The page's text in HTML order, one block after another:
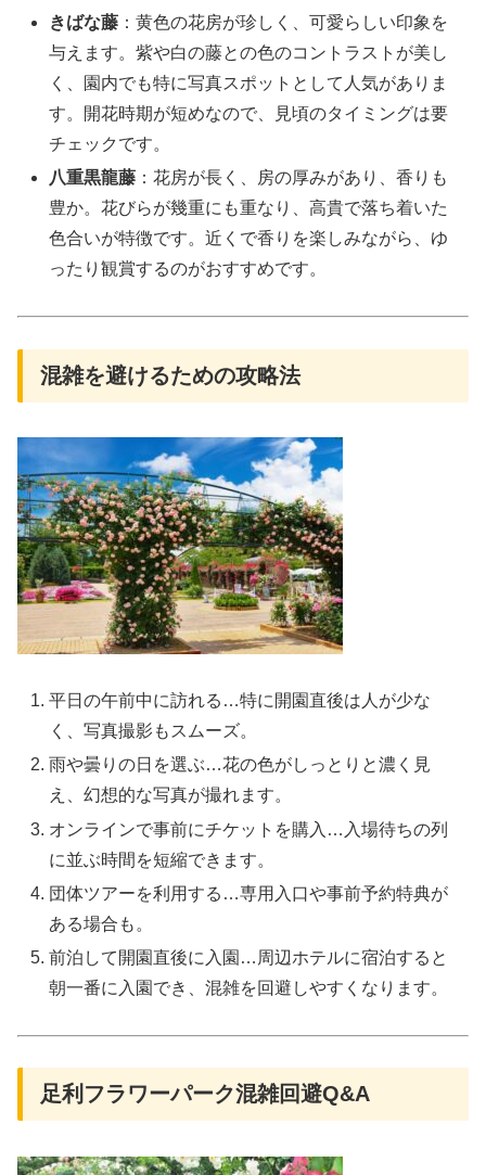
きばな藤 ：黄色の花房が珍しく、可愛らしい印象を
与えます。紫や白の藤との色のコントラストが美し
く、園内でも特に写真スポットとして人気がありま
す。開花時期が短めなので、見頃のタイミングは要
チェックです。
八重黒龍藤 ：花房が長く、房の厚みがあり、香りも
豊か。花びらが幾重にも重なり、高貴で落ち着いた
色合いが特徴です。近くで香りを楽しみながら、ゆ
ったり観賞するのがおすすめです。
混雑を避けるための攻略法
平日の午前中に訪れる…特に開園直後は人が少な
く、写真撮影もスムーズ。
雨や曇りの日を選ぶ…花の色がしっとりと濃く見
え、幻想的な写真が撮れます。
オンラインで事前にチケットを購入…入場待ちの列
に並ぶ時間を短縮できます。
団体ツアーを利用する…専用入口や事前予約特典が
ある場合も。
前泊して開園直後に入園…周辺ホテルに宿泊すると
朝一番に入園でき、混雑を回避しやすくなります。
足利フラワーパーク混雑回避Q&A